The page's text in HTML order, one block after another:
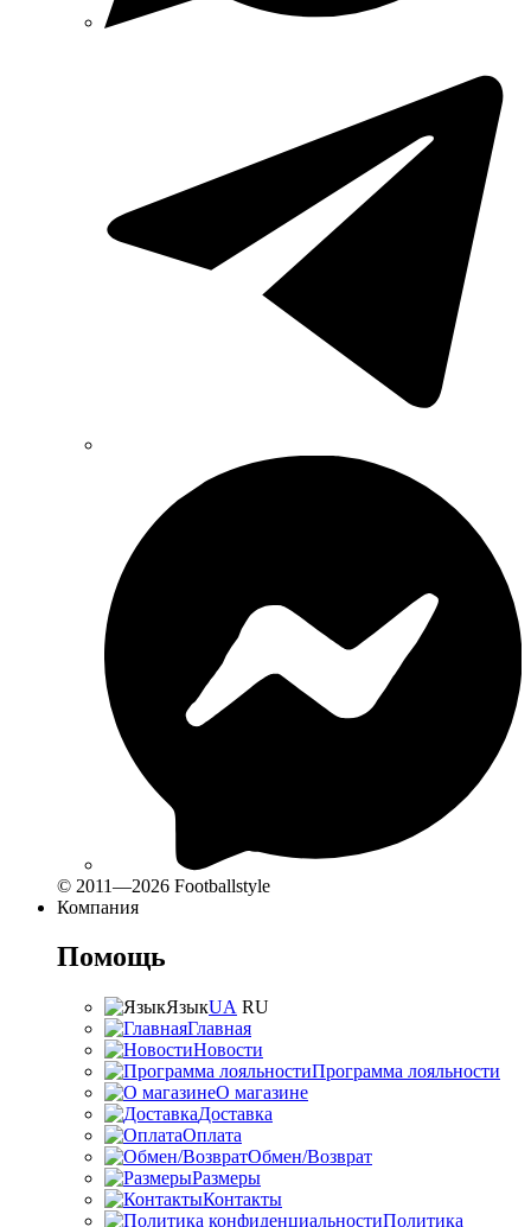
© 2011—2026 Footballstyle
Компания
Помощь
ЯзыкUA RU
Главная
Новости
Программа лояльности
О магазине
Доставка
Оплата
Обмен/Возврат
Размеры
Контакты
Политика